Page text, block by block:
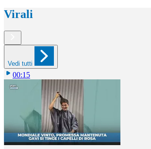
Virali
Vedi tutti
00:15